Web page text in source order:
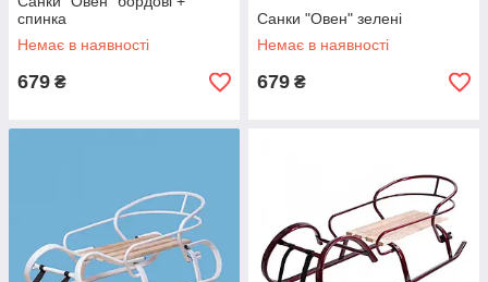
спинка
Немає в наявності
679 ₴
Санки "Овен" зелені
Немає в наявності
679 ₴